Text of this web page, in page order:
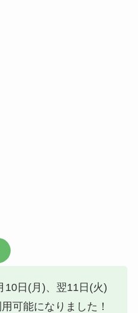
10日(月)、翌11日(火)
可能になりました！